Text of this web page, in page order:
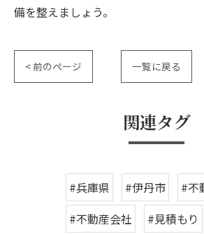
備を整えましょう。
< 前のページ 一覧に戻る
関連タグ
#兵庫県 #伊丹市
#不
#不動産会社
#見積もり